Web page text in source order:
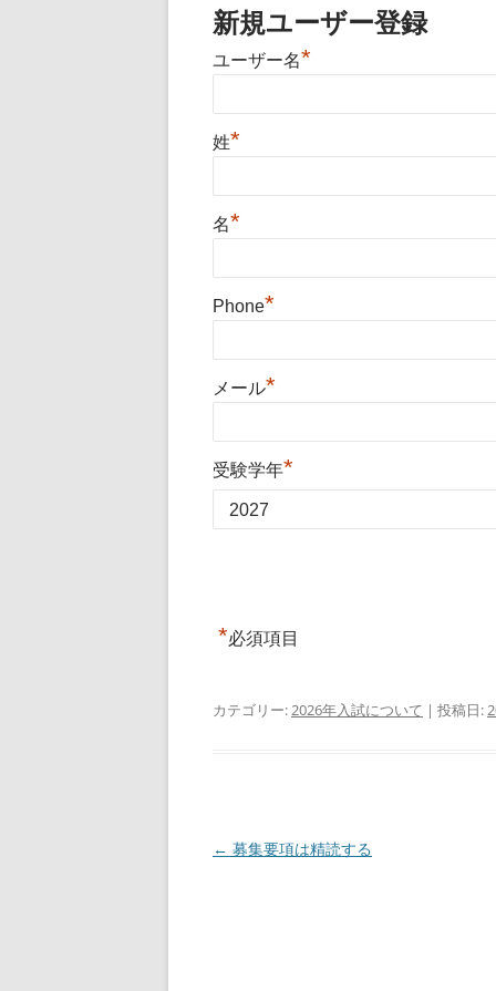
新規ユーザー登録
ユーザー名*
姓*
名*
Phone*
メール*
受験学年*
*必須項目
カテゴリー:2026年入試について | 投稿日:
投
← 募集要項は精読する